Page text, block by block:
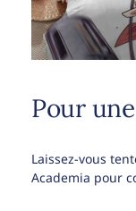
Pour
Laissez-vous
Academia pour